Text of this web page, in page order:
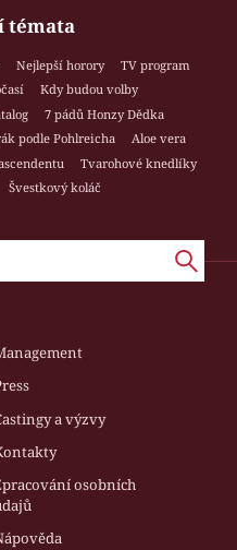
témata
Nejlepší horory
TV program
Kdy budou volby
7 pádů Honzy Dědka
podle Pohlreicha
Aloe vera
Tvarohové knedlíky
Švestkový koláč
a výzvy
osobních